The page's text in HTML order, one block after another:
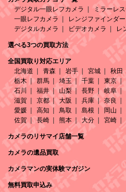
デジタル一眼レフカメラ
ミラーレ
一眼レフカメラ
レンジファインダ
デジタルカメラ
ビデオカメラ レ
選べる3つの買取方法
全国買取り対応エリア
北海道
青森 岩手 宮城 秋田
栃木
群馬 埼玉 千葉 東京
石川
福井 山梨 長野 岐阜
滋賀
京都 大阪 兵庫 奈良
愛媛
高知 鳥取 島根 岡山
佐賀
長崎 熊本 大分 宮崎
カメラのリサマイ店舗一覧
カメラの遺品買取
カメラマンの実体験マガジン
無料買取申込み